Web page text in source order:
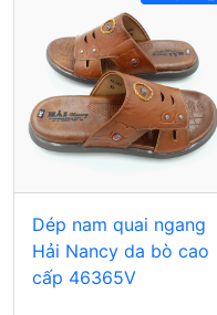
Dép nam quai ngang
Hải Nancy da bò cao
cấp 46365V